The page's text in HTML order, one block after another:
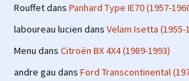
Rouffetdans Panhard Type IE70 (1957-
laboureau lucien dans Velam Isetta (1955-
Menu dans Citroën BX 4X4 (1989-1993)
andre gau dans Ford Transcontinental